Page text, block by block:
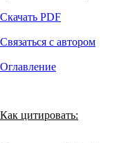
Скачать PDF
Связаться с автором
Оглавление
Как цитировать: